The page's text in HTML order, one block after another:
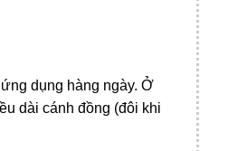
dụng hàng ngày. Ở
dài cánh đồng (đôi khi